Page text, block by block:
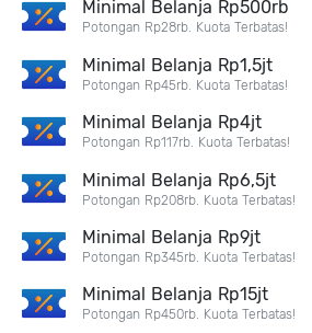
Minimal Belanja Rp500rb
Potongan Rp28rb. Kuota Terbatas!
Minimal Belanja Rp1,5jt
Potongan Rp45rb. Kuota Terbatas!
Minimal Belanja Rp4jt
Potongan Rp117rb. Kuota Terbatas!
Minimal Belanja Rp6,5jt
Potongan Rp208rb. Kuota Terbatas!
Minimal Belanja Rp9jt
Potongan Rp345rb. Kuota Terbatas!
Minimal Belanja Rp15jt
Potongan Rp450rb. Kuota Terbatas!